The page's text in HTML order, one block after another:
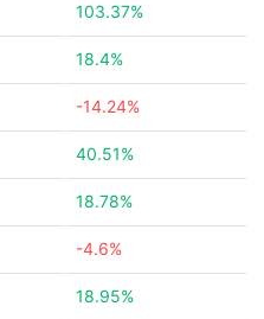
103.37%
18.4%
-14.24%
40.51%
18.78%
-4.6%
18.95%